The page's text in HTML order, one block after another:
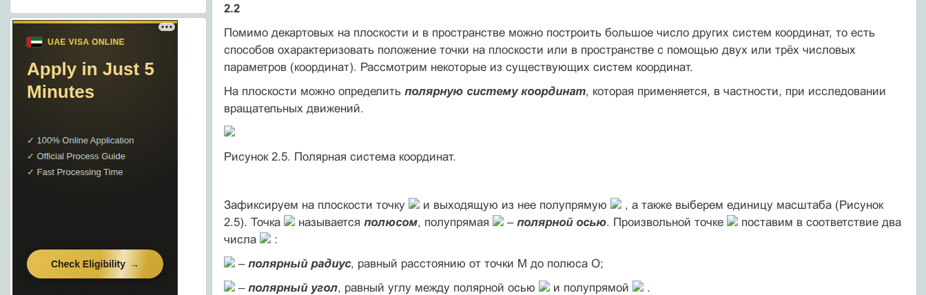
2.2
Помимо декартовых на плоскости и в пространстве можно построить большое число других систем координат, то есть
способов охарактеризовать положение точки на плоскости или в пространстве с помощью двух или трёх числовых
параметров (координат). Рассмотрим некоторые из существующих систем координат.
На плоскости можно определить полярную систему координат, которая применяется, в частности, при исследовании
вращательных движений.
Рисунок 2.5. Полярная система координат.
Зафиксируем на плоскости точку и выходящую из нее полупрямую
, а также выберем единицу масштаба (Рисунок
2.5). Точка
называется полюсом, полупрямая – полярной осью. Произвольной точке
поставим в соответствие два
числа
:
– полярный радиус, равный расстоянию от точки М до полюса О;
– полярный угол, равный углу между полярной осью и полупрямой
.